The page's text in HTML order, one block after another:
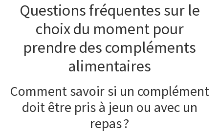
Questions fréquentes sur le
choix du moment pour
prendre des compléments
alimentaires
Comment savoir si un complément
doit être pris à jeun ou avec un
repas ?